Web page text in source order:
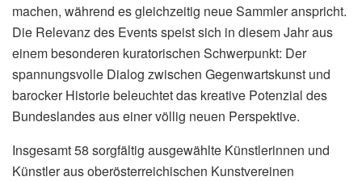
machen, während es gleichzeitig neue Sammler anspricht.
Die Relevanz des Events speist sich in diesem Jahr aus
einem besonderen kuratorischen Schwerpunkt: Der
spannungsvolle Dialog zwischen Gegenwartskunst und
barocker Historie beleuchtet das kreative Potenzial des
Bundeslandes aus einer völlig neuen Perspektive.
Insgesamt 58 sorgfältig ausgewählte Künstlerinnen und
Künstler aus oberösterreichischen Kunstvereinen